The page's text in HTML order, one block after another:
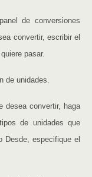
de conversiones
convertir, escribir el
pasar.
de unidades.
desea convertir, haga
de unidades que
Desde, especifique el